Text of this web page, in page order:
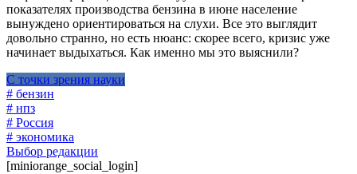
показателях производства бензина в июне население
вынуждено ориентироваться на слухи. Все это выглядит
довольно странно, но есть нюанс: скорее всего, кризис уже
начинает выдыхаться. Как именно мы это выяснили?
С точки зрения науки
# бензин
# нпз
# Россия
# экономика
Выбор редакции
[miniorange_social_login]